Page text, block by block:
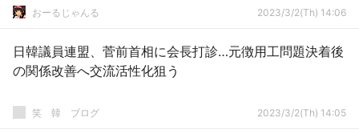
おーるじゃんる 2023/3/2(Th) 14:06
日韓議員連盟、菅前首相に会長打診…元徴用工問題決着後
の関係改善へ交流活性化狙う
笑 韓 ブログ 2023/3/2(Th) 14:05